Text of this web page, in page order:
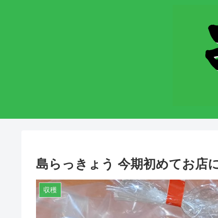
島らっきょう 今期初めてお店
収穫